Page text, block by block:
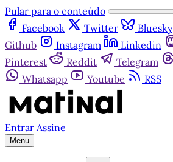
Pular para o conteúdo
Facebook
Twitter Bluesky
Github
Instagram Linkedin
Pinterest
Reddit Telegram
Whatsapp
Youtube RSS
Entrar Assine
Menu